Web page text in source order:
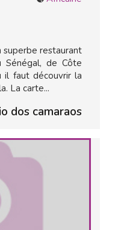
superbe restaurant
Sénégal, de Côte
il faut découvrir la
La carte...
dos camaraos